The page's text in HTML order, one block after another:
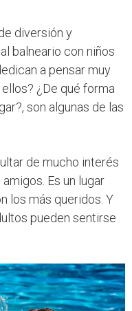
diversión y
balneario con niños
a pensar muy
¿De qué forma
son algunas de las
de mucho interés
Es un lugar
los más queridos. Y
pueden sentirse